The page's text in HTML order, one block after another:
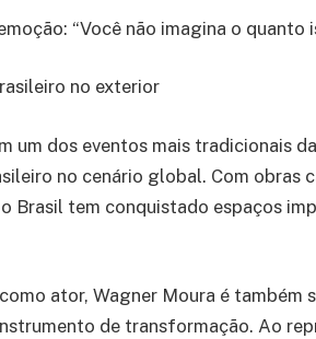
“Você não imagina o quanto
no exterior
um dos eventos mais tradicionais
no cenário global. Com obras
Brasil tem conquistado espaços
ator, Wagner Moura é também
de transformação. Ao